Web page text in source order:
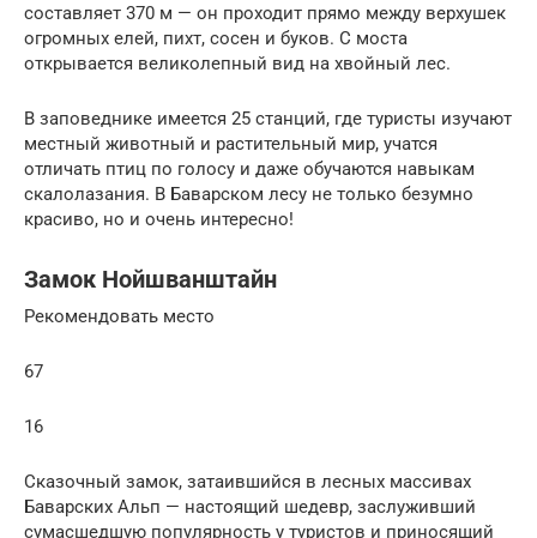
составляет 370 м — он проходит прямо между верхушек
огромных елей, пихт, сосен и буков. С моста
открывается великолепный вид на хвойный лес.
В заповеднике имеется 25 станций, где туристы изучают
местный животный и растительный мир, учатся
отличать птиц по голосу и даже обучаются навыкам
скалолазания. В Баварском лесу не только безумно
красиво, но и очень интересно!
Замок Нойшванштайн
Рекомендовать место
67
16
Сказочный замок, затаившийся в лесных массивах
Баварских Альп — настоящий шедевр, заслуживший
сумасшедшую популярность у туристов и приносящий